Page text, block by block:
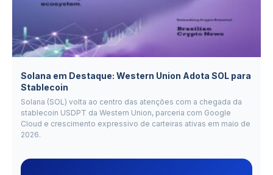
Solana em Destaque: Western Union Adota SOL para
Stablecoin
Solana (SOL) volta ao centro das atenções com a chegada da
stablecoin USDPT da Western Union, parceria com Google
Cloud e crescimento expressivo de carteiras ativas em maio de
2026.